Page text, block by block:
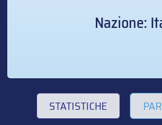
Nazione:
STATISTICHE